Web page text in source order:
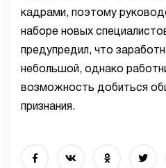
кадрами, поэтому
наборе новых
предупредил, что
небольшой, однако
возможность добиться
признания.